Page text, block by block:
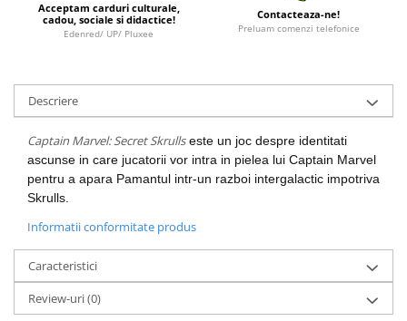
Minecraft
Pokemon
Lord of The Rings
Naruto Shippuden
Star Trek
Fallout
Acceptam carduri culturale,
cadou, sociale si didactice!
Edenred/ UP/ Pluxee
Contacteaza-ne!
Preluam comenzi telefonice
Descriere
Captain Marvel: Secret Skrullseste un joc despre identitati
ascunse in care jucatorii vor intra in pielea lui Captain Marvel
pentru a apara Pamantul intr-un razboi intergalactic impotriva
Skrulls.
Informatii conformitate produs
Caracteristici
Review-uri(0)